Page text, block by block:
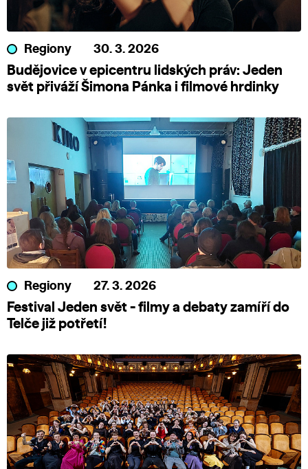
Regiony 30. 3. 2026
Budějovice v epicentru lidských práv: Jeden
svět přiváží Šimona Pánka i filmové hrdinky
Regiony 27. 3. 2026
Festival Jeden svět - filmy a debaty zamíří do
Telče již potřetí!